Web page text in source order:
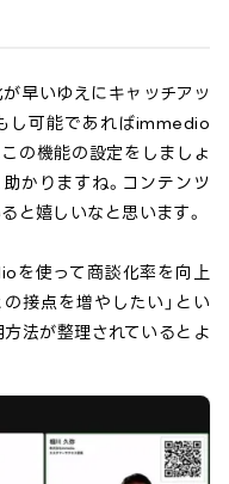
早いゆえにキャッチアッ
し可能であればimmedio
の機能の設定をしましょ
かりますね。コンテンツ
と嬉しいなと思います。
を使って商談化率を向上
接点を増やしたい」とい
法が整理されているとよ